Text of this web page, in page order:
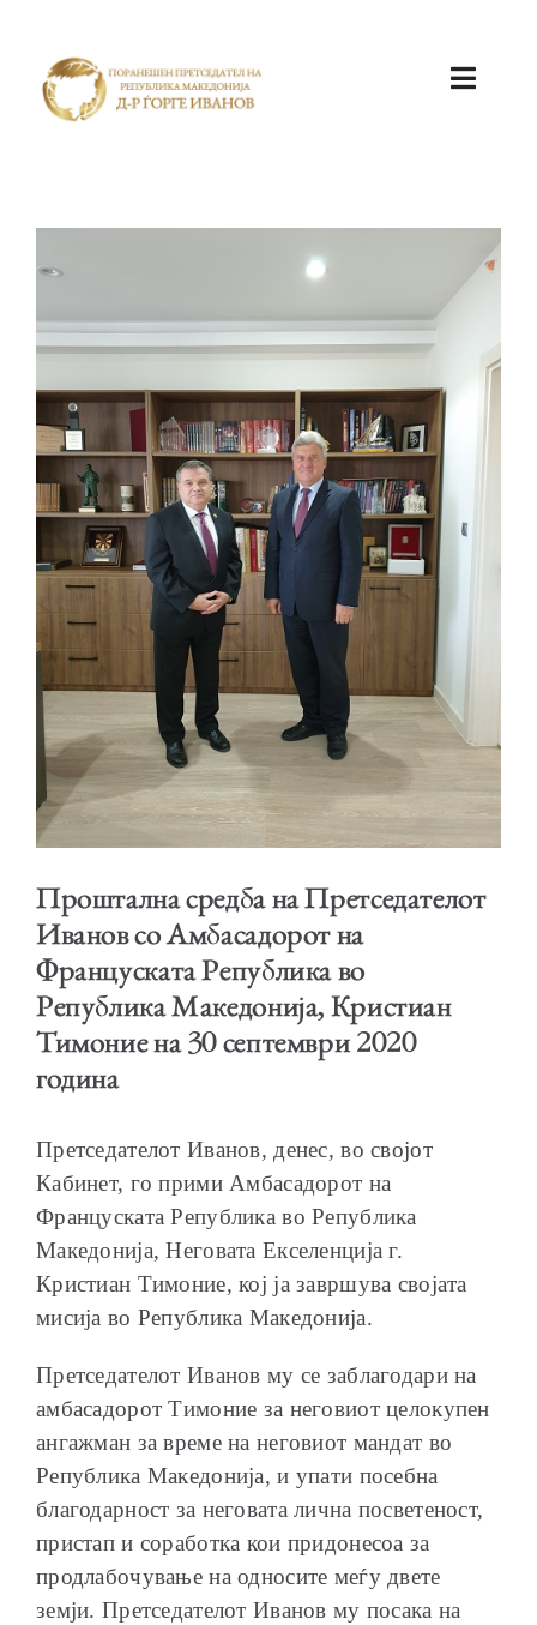
АКТИВНОСТИ
ШКОЛА ЗА МЛАДИ ЛИДЕРИ
ПРМ 2009-2019
Проштална средба на Претседателот
Иванов со Амбасадорот на
Француската Република во
Република Македонија, Кристиан
Тимоние на 30 септември 2020
година
Претседателот Иванов, денес, во својот
Кабинет, го прими Амбасадорот на
Француската Република во Република
Македонија, Неговата Екселенција г.
Кристиан Тимоние, кој ја завршува својата
мисија во Република Македонија.
Претседателот Иванов му се заблагодари на
амбасадорот Тимоние за неговиот целокупен
ангажман за време на неговиот мандат во
Република Македонија, и упати посебна
благодарност за неговата лична посветеност,
пристап и соработка кои придонесоа за
продлабочување на односите меѓу двете
земји. Претседателот Иванов му посака на